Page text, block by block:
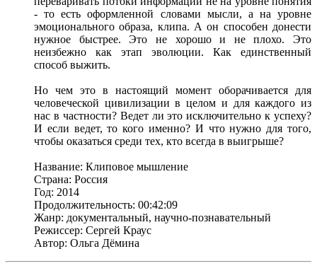
- то есть оформленной словами мысли, а на уровне
эмоционального образа, клипа. А он способен донести
нужное быстрее. Это не хорошо и не плохо. Это
неизбежно как этап эволюции. Как единственный
способ выжить.
Но чем это в настоящий момент оборачивается для
человеческой цивилизации в целом и для каждого из
нас в частности? Ведет ли это исключительно к успеху?
И если ведет, то кого именно? И что нужно для того,
чтобы оказаться среди тех, кто всегда в выигрыше?
Название: Клиповое мышление
Страна: Россия
Год: 2014
Продолжительность: 00:42:09
Жанр: документальный, научно-познавательный
Режиссер: Сергей Краус
Автор: Ольга Дёмина